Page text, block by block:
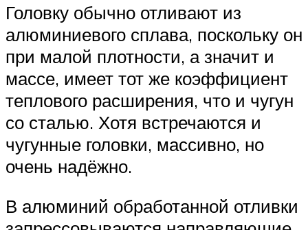
Головку обычно отливают из
алюминиевого сплава, поскольку он
при малой плотности, а значит и
массе, имеет тот же коэффициент
теплового расширения, что и чугун
со сталью. Хотя встречаются и
чугунные головки, массивно, но
очень надёжно.
В алюминий обработанной отливки